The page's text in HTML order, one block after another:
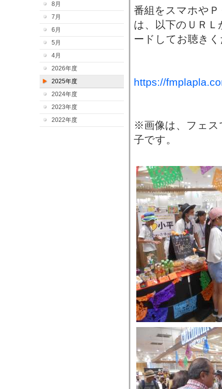
8月
7月
6月
5月
4月
2026年度
2025年度
2024年度
2023年度
2022年度
番組をスマホや
は、以下のＵＲ
ードしてお聴き
https://
※画像は、フェス
子です。